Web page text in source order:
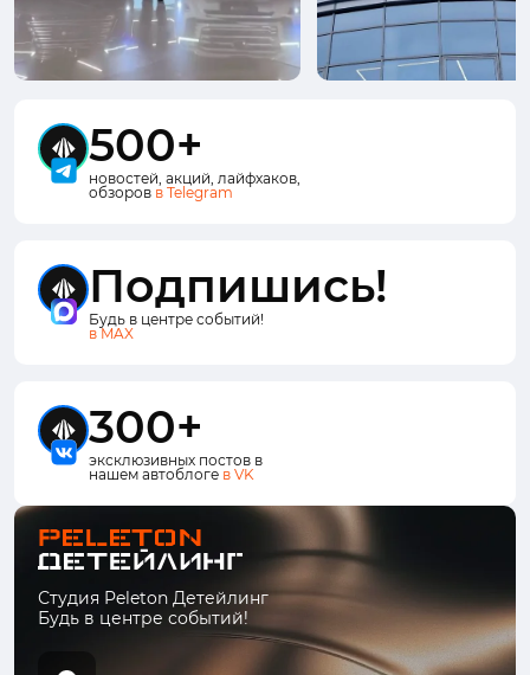
500+
новостей, акций, лайфхаков,
обзоров в Telegram
Подпишись!
Будь в центре событий!
в MAX
300+
эксклюзивных постов в
нашем автоблоге в VK
Студия Peleton Детейлинг
Будь в центре событий!